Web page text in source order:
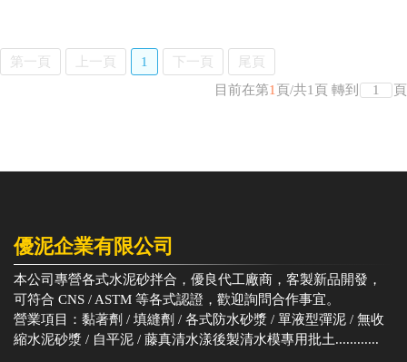
第一頁 上一頁 1 下一頁
尾頁
目前在第1 頁/共1 頁 轉到 頁
優泥企業有限公司
本公司專營各式水泥砂拌合，優良代工廠商，客製新品開發，
可符合 CNS / ASTM 等各式認證，歡迎詢問合作事宜。
營業項目：黏著劑 / 填縫劑 / 各式防水砂漿 / 單液型彈泥 / 無收
縮水泥砂漿 / 自平泥 / 藤真清水漾後製清水模專用批土............